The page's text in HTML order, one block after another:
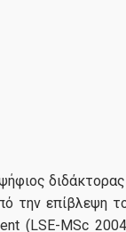
την
(LSE-MSc